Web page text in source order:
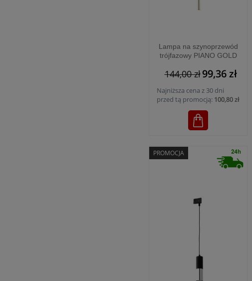
Lampa na szynoprzewód
trójfazowy PIANO GOLD
144,00 zł99,36 zł
Najniższa cena z 30 dni
przed tą promocją: 100,80 zł
PROMOCJA